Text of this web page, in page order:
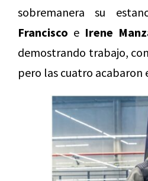
sobremanera su
Francisco e Irene
demostrando trabajo,
pero las cuatro acabaron